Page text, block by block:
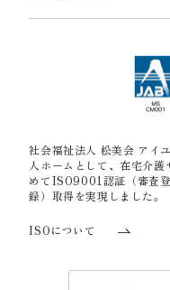
社会福祉法人 松美会 アイ
人ホームとして、在宅介
めてISO9001認証（審査
録）取得を実現しました。
ISOについて